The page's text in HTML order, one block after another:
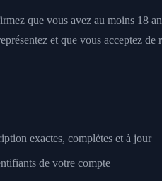
que vous avez au moins 18
et que vous acceptez de
exactes, complètes et à jour
de votre compte